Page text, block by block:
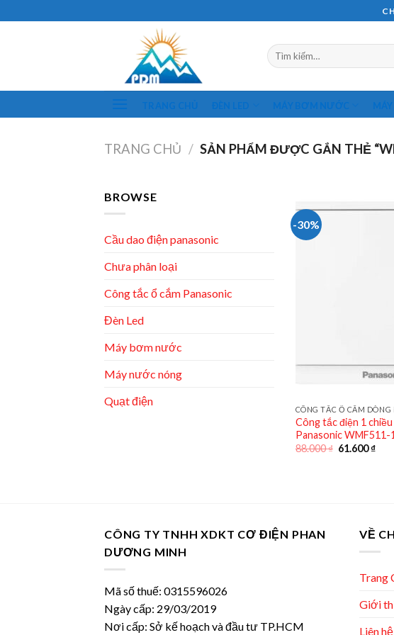
to
Tìm
kiếm:
TRANG CHỦ ĐÈN LED MÁY BƠM NƯỚC
TRANG CHỦ / SẢN PHẨM ĐƯỢC GẮN THẺ
BROWSE
Cầu dao điện panasonic
Chưa phân loại
Công tắc ổ cắm Panasonic
Đèn Led
Máy bơm nước
Máy nước nóng
Quạt điện
-30%
CÔNG TẮC Ổ CẮM DÒNG
Công tắc điện 1
Panasonic WMF511-
88.000₫ Giá
61.600₫Giá
CÔNG TY TNHH XDKT CƠ ĐIỆN PHAN
DƯƠNG MINH
Mã số thuế: 0315596026
Ngày cấp: 29/03/2019
Nơi cấp: Sở kế hoạch và đầu tư TP.HCM
VỀ
Trang
Giới
Liên hệ